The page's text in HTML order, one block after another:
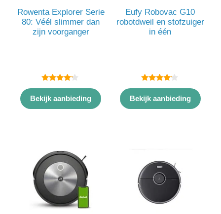
Rowenta Explorer Serie
80: Véél slimmer dan
zijn voorganger
4.00
van 5
Bekijk aanbieding
Eufy Robovac G10
robotdweil en stofzuiger
in één
4.00
van 5
Bekijk aanbieding